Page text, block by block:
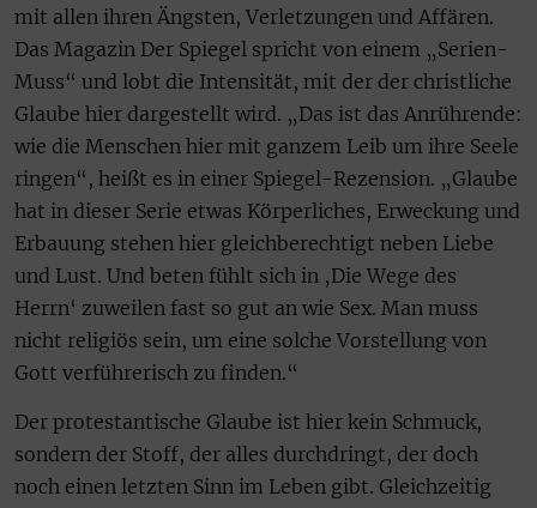
mit allen ihren Ängsten, Verletzungen und Affären.
Das Magazin Der Spiegel spricht von einem „Serien-
Muss“ und lobt die Intensität, mit der der christliche
Glaube hier dargestellt wird. „Das ist das Anrührende:
wie die Menschen hier mit ganzem Leib um ihre Seele
ringen“, heißt es in einer Spiegel-Rezension. „Glaube
hat in dieser Serie etwas Körperliches, Erweckung und
Erbauung stehen hier gleichberechtigt neben Liebe
und Lust. Und beten fühlt sich in ‚Die Wege des
Herrn‘ zuweilen fast so gut an wie Sex. Man muss
nicht religiös sein, um eine solche Vorstellung von
Gott verführerisch zu finden.“
Der protestantische Glaube ist hier kein Schmuck,
sondern der Stoff, der alles durchdringt, der doch
noch einen letzten Sinn im Leben gibt. Gleichzeitig